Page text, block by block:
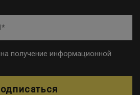
получение информационной